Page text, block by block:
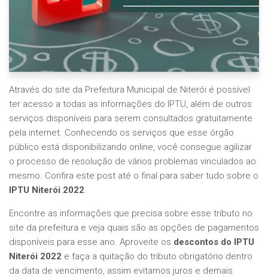
Através do site da Prefeitura Municipal de Niterói é possível
ter acesso a todas as informações do IPTU, além de outros
serviços disponíveis para serem consultados gratuitamente
pela internet. Conhecendo os serviços que esse órgão
público está disponibilizando online, você consegue agilizar
o processo de resolução de vários problemas vinculados ao
mesmo. Confira este post até o final para saber tudo sobre o
IPTU Niterói 2022.
Encontre as informações que precisa sobre esse tributo no
site da prefeitura e veja quais são as opções de pagamentos
disponíveis para esse ano. Aproveite os descontos do IPTU
Niterói 2022 e faça a quitação do tributo obrigatório dentro
da data de vencimento, assim evitamos juros e demais